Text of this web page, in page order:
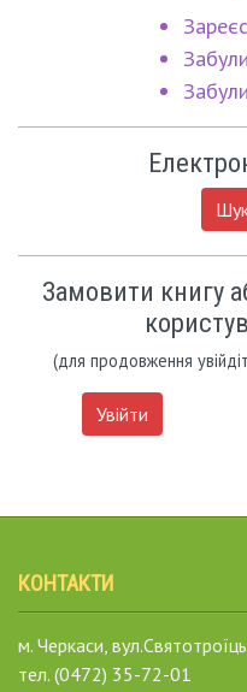
Замовити книгу
(для продовження
Увійти
КОНТАКТИ
м. Черкаси,
тел. (0472) 35-72-01